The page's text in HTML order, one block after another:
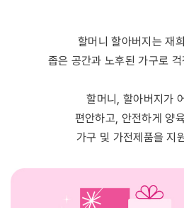
할머니 할아버지는 재
좁은 공간과 노후된 가구로
할머니, 할아버지가
편안하고, 안전하게 양
가구 및 가전제품을 지